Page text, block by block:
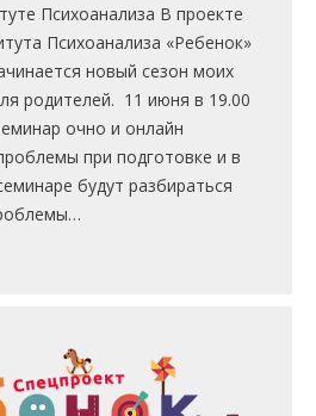
Психоанализа В проекте
Психоанализа «Ребенок»
новый сезон моих
родителей. 11 июня в 19.00
очно и онлайн
при подготовке и в
будут разбираться